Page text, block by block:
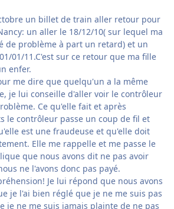
un billet de train aller retour pour
un aller le 18/12/10( sur lequel ma
de problème à part un retard) et un
01/11.C'est sur ce retour que ma fille
enfer.
me dire que quelqu'un a la même
je lui conseille d'aller voir le contrôleur
Ce qu'elle fait et après
le contrôleur passe un coup de fil et
est une fraudeuse et qu'elle doit
Elle me rappelle et me passe le
que nous avons dit ne pas avoir
ne l'avons donc pas payé.
Je lui répond que nous avons
je l'ai bien réglé que je ne me suis pas
je ne me suis jamais plainte de ne pas